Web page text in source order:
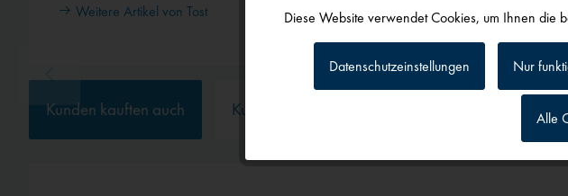
Weitere Artikel von Tost
Kunden kauften auch Kunden haben sich ebenfalls angesehen
Tracking
Diese Website verwendet Cookies, um Ihnen die
Datenschutzeinstellungen Nur
Alle